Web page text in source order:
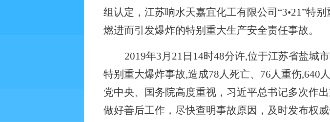
组认定，江苏响水天嘉宜化工有限公司“3•21”特
燃进而引发爆炸的特别重大生产安全责任事故。
2019年3月 21 日 14时48分许,位于江苏省盐城
特别重大爆炸事故,造成78人死亡、 76人重伤,640
党中央、国务院高度重视，习近平总书记多次作
做好善后工作，尽快查明事故原因，及时发布权